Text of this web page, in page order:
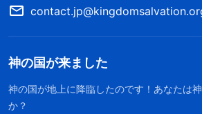
ーより優秀だと思った。名目上は
ーだけど、実際には名ばかりの
するときも相談せず、自分がいい
ない、彼女たちの意見はよくない
はないと思った。たとえ相談して
神の国が来ました
神の国が地上に降臨したのです！あなたは
か？